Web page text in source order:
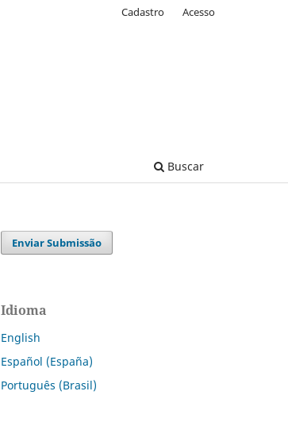
Buscar
Cadastro Acesso
Enviar Submissão
Idioma
English
Español (España)
Português (Brasil)